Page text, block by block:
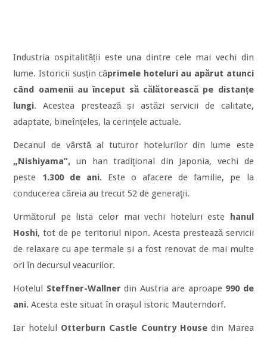
Industria ospitalității este una dintre cele mai vechi din
lume. Istoricii susțin căprimele hoteluri au apărut atunci
când oamenii au început să călătorească pe distanțe
lungi. Acestea prestează și astăzi servicii de calitate,
adaptate, bineînțeles, la cerințele actuale.
Decanul de vârstă al tuturor hotelurilor din lume este
„Nishiyama”, un han tradiţional din Japonia, vechi de
peste 1.300 de ani. Este o afacere de familie, pe la
conducerea căreia au trecut 52 de generaţii.
Următorul pe lista celor mai vechi hoteluri este hanul
Hoshi, tot de pe teritoriul nipon. Acesta prestează servicii
de relaxare cu ape termale și a fost renovat de mai multe
ori în decursul veacurilor.
Hotelul Steffner-Wallner din Austria are aproape 990 de
ani. Acesta este situat în orașul istoric Mauterndorf.
Iar hotelul Otterburn Castle Country Housedin Marea